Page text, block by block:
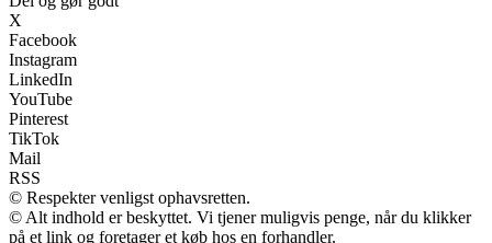
X
Facebook
Instagram
LinkedIn
YouTube
Pinterest
TikTok
Mail
RSS
© Respekter venligst ophavsretten.
© Alt indhold er beskyttet. Vi tjener muligvis penge, når du klikker
på et link og foretager et køb hos en forhandler.